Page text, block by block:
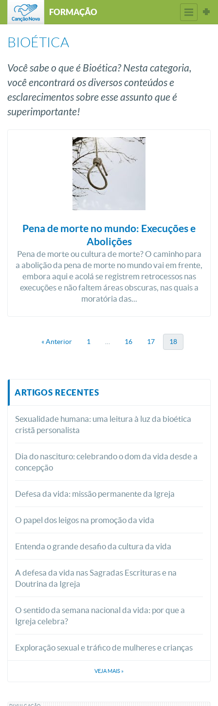
FORMAÇÃO
BIOÉTICA
Você sabe o que é Bioética? Nesta categoria,
você encontrará os diversos conteúdos e
esclarecimentos sobre esse assunto que é
superimportante!
Pena de morte no mundo: Execuções e
Abolições
Pena de morte ou cultura de morte? O caminho para
a abolição da pena de morte no mundo vai em frente,
embora aqui e acolá se registrem retrocessos nas
execuções e não faltem áreas obscuras, nas quais a
moratória das...
« Anterior 1 16 17 18
ARTIGOS RECENTES
Sexualidade humana: uma leitura à luz da bioética
cristã personalista
Dia do nascituro: celebrando o dom da vida desde a
concepção
Defesa da vida: missão permanente da Igreja
O papel dos leigos na promoção da vida
Entenda o grande desafio da cultura da vida
A defesa da vida nas Sagradas Escrituras e na
Doutrina da Igreja
O sentido da semana nacional da vida: por que a
Igreja celebra?
Exploração sexual e tráfico de mulheres e crianças
VEJA MAIS »